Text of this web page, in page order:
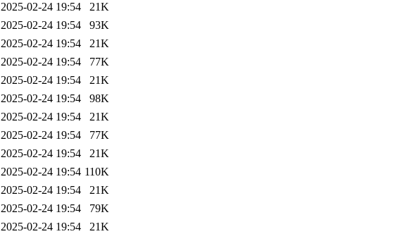
2025-02-24 19:54
21K
2025-02-24 19:54
93K
2025-02-24 19:54
21K
2025-02-24 19:54
77K
2025-02-24 19:54
21K
2025-02-24 19:54
98K
2025-02-24 19:54
21K
2025-02-24 19:54
77K
2025-02-24 19:54
21K
2025-02-24 19:54 110K
2025-02-24 19:54
21K
2025-02-24 19:54
79K
2025-02-24 19:54
21K